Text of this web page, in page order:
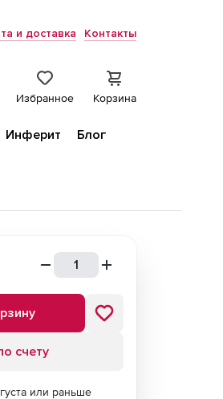
и доставка Контакты
Избранное Корзина
Инферит
Блог
счету
или раньше